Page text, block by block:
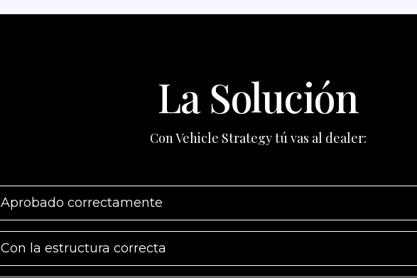
La Solución
Con Vehicle Strategy tú vas al dealer:
Aprobado correctamente
Con la estructura correcta